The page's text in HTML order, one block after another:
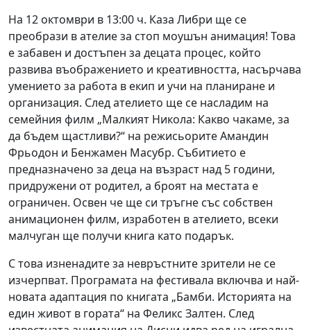
На 12 октомври в 13:00 ч. Каза Либри ще се
преобрази в ателие за стоп моушън анимация! Това
е забавен и достъпен за децата процес, който
развива въображението и креативността, насърчава
умението за работа в екип и учи на планиране и
организация. След ателието ще се насладим на
семейния филм „Малкият Никола: Какво чакаме, за
да бъдем щастливи?“ на режисьорите Амандин
Фрьодон и Бенжамен Масубр. Събитието е
предназначено за деца на възраст над 5 години,
придружени от родител, а броят на местата е
ограничен. Освен че ще си тръгне със собствен
анимационен филм, изработен в ателието, всеки
малчуган ще получи книга като подарък.
С това изненадите за невръстните зрители не се
изчерпват. Програмата на фестивала включва и най-
новата адаптация по книгата „Бамби. Историята на
един живот в гората“ на Феликс Залтен. След